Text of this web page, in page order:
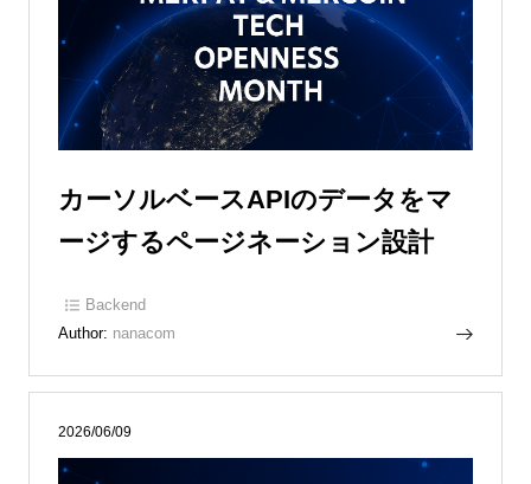
カーソルベースAPIのデータをマ
ージするページネーション設計
Backend
Author: nanacom
2026/06/09